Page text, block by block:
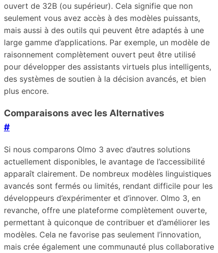
ouvert de 32B (ou supérieur). Cela signifie que non
seulement vous avez accès à des modèles puissants,
mais aussi à des outils qui peuvent être adaptés à une
large gamme d’applications. Par exemple, un modèle de
raisonnement complètement ouvert peut être utilisé
pour développer des assistants virtuels plus intelligents,
des systèmes de soutien à la décision avancés, et bien
plus encore.
Comparaisons avec les Alternatives
#
Si nous comparons Olmo 3 avec d’autres solutions
actuellement disponibles, le avantage de l’accessibilité
apparaît clairement. De nombreux modèles linguistiques
avancés sont fermés ou limités, rendant difficile pour les
développeurs d’expérimenter et d’innover. Olmo 3, en
revanche, offre une plateforme complètement ouverte,
permettant à quiconque de contribuer et d’améliorer les
modèles. Cela ne favorise pas seulement l’innovation,
mais crée également une communauté plus collaborative